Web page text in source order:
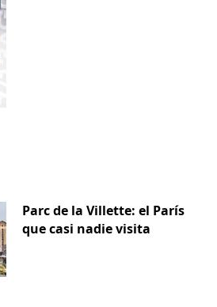
Parc de la Villette: el París
que casi nadie visita